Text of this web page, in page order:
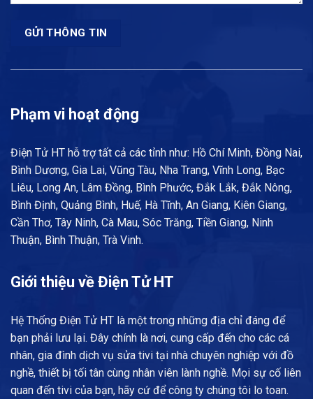
Phạm vi hoạt động
Điện Tử HT hỗ trợ tất cả các tỉnh như: Hồ Chí Minh, Đồng Nai,
Bình Dương, Gia Lai, Vũng Tàu, Nha Trang, Vĩnh Long, Bạc
Liêu, Long An, Lâm Đồng, Bình Phước, Đắk Lắk, Đắk Nông,
Bình Định, Quảng Bình, Huế, Hà Tĩnh, An Giang, Kiên Giang,
Cần Thơ, Tây Ninh, Cà Mau, Sóc Trăng, Tiền Giang, Ninh
Thuận, Bình Thuận, Trà Vinh.
Giới thiệu về Điện Tử HT
Hệ Thống Điện Tử HT là một trong những địa chỉ đáng để
bạn phải lưu lại. Đây chính là nơi, cung cấp đến cho các cá
nhân, gia đình dịch vụ sửa tivi tại nhà chuyên nghiệp với đồ
nghề, thiết bị tối tân cùng nhân viên lành nghề. Mọi sự cố liên
quan đến tivi của bạn, hãy cứ để công ty chúng tôi lo toan.